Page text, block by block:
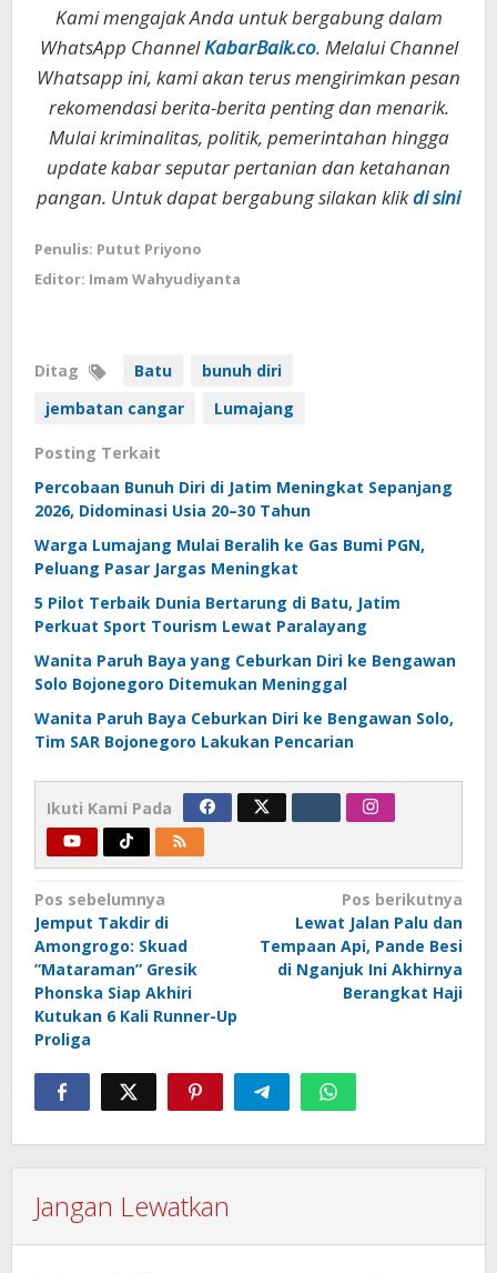
Kami mengajak Anda untuk bergabung dalam
WhatsApp ChannelKabarBaik.co. Melalui Channel
Whatsapp ini, kami akan terus mengirimkan pesan
rekomendasi berita-berita penting dan menarik.
Mulai kriminalitas, politik, pemerintahan hingga
update kabar seputar pertanian dan ketahanan
pangan. Untuk dapat bergabung silakan klikdi sini
Penulis: Putut Priyono
Editor: Imam Wahyudiyanta
Ditag Batu
bunuh diri
jembatan cangar
Lumajang
Posting Terkait
Percobaan Bunuh Diri di Jatim Meningkat Sepanjang
2026, Didominasi Usia 20–30 Tahun
Warga Lumajang Mulai Beralih ke Gas Bumi PGN,
Peluang Pasar Jargas Meningkat
5 Pilot Terbaik Dunia Bertarung di Batu, Jatim
Perkuat Sport Tourism Lewat Paralayang
Wanita Paruh Baya yang Ceburkan Diri ke Bengawan
Solo Bojonegoro Ditemukan Meninggal
Wanita Paruh Baya Ceburkan Diri ke Bengawan Solo,
Tim SAR Bojonegoro Lakukan Pencarian
Ikuti Kami Pada
Navigasi
pos
Pos sebelumnya
Jemput Takdir di
Amongrogo: Skuad
”Mataraman” Gresik
Phonska Siap Akhiri
Kutukan 6 Kali Runner-Up
Proliga
Pos berikutnya
Lewat Jalan Palu dan
Tempaan Api, Pande Besi
di Nganjuk Ini Akhirnya
Berangkat Haji
Jangan Lewatkan